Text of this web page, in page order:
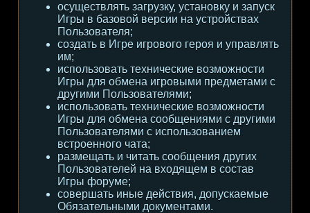
осуществлять загрузку, установку и запуск
Игры в базовой версии на устройствах
Пользователя;
создать в Игре игрового героя и управлять
им;
использовать технические возможности
Игры для обмена игровыми предметами с
другими Пользователями;
использовать технические возможности
Игры для обмена сообщениями с другими
Пользователями с использованием
встроенного чата;
размещать и читать сообщения других
Пользователей на входящем в состав
Игры форуме;
совершать иные действия, допускаемые
Обязательными документами.